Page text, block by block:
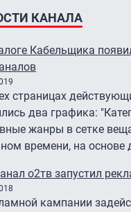
КАНАЛА
Кабельщика
страницах
два графика:
жанры в сетке
времени, на основе
о2тв запустил
кампании